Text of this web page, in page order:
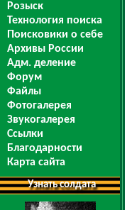
Розыск
Технология поиска
Поисковики о себе
Архивы России
Адм. деление
Форум
Файлы
Фотогалерея
Звукогалерея
Ссылки
Благодарности
Карта сайта
Узнать солдата